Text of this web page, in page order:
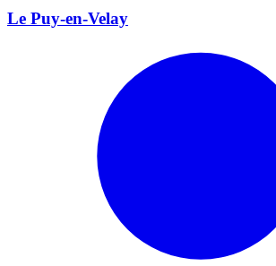
Le Puy-en-Velay